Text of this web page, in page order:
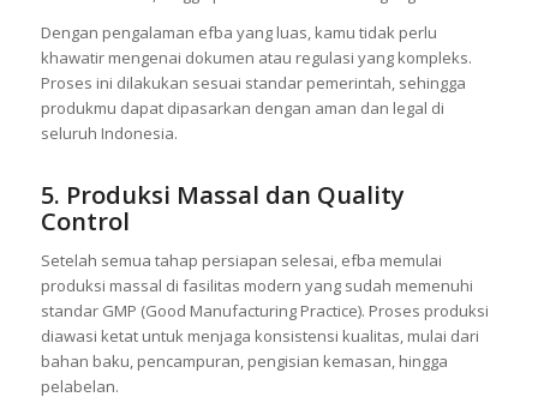
membantu seluruh pengajuan izin mulai dari notifikasi BPOM,
sertifikasi halal, hingga pendaftaran merek dagang.
Dengan pengalaman efba yang luas, kamu tidak perlu
khawatir mengenai dokumen atau regulasi yang kompleks.
seluruh Indonesia.
5. Produksi Massal dan Quality
Control
Setelah semua tahap persiapan selesai, efba memulai
produksi massal di fasilitas modern yang sudah memenuhi
standar GMP (Good Manufacturing Practice). Proses produksi